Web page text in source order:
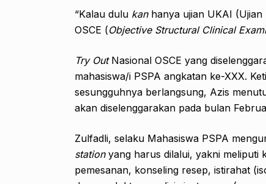
“Kalau dulu kanhanya ujian UKAI (Ujian
OSCE (Objective Structural Clinical
Try OutNasional OSCE yang
mahasiswa/i PSPA angkatan ke-XXX.
sesungguhnya berlangsung, Azis
akan diselenggarakan pada bulan
Zulfadli, selaku Mahasiswa PSPA
station yang harus dilalui, yakni meliputi
pemesanan, konseling resep, istirahat